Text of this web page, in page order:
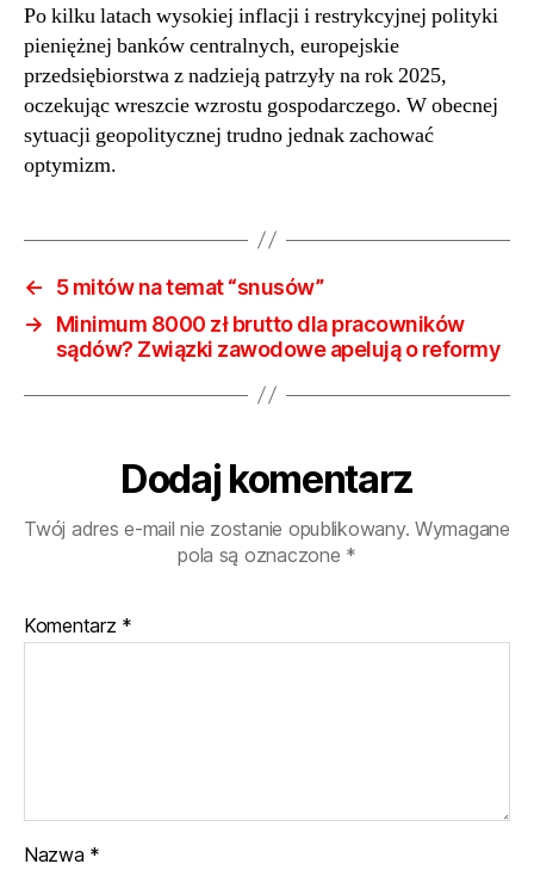
Po kilku latach wysokiej inflacji i restrykcyjnej polityki
pieniężnej banków centralnych, europejskie
przedsiębiorstwa z nadzieją patrzyły na rok 2025,
oczekując wreszcie wzrostu gospodarczego. W obecnej
sytuacji geopolitycznej trudno jednak zachować
optymizm.
←
5 mitów na temat “snusów”
→
Minimum 8000 zł brutto dla pracowników
sądów? Związki zawodowe apelują o reformy
Dodaj komentarz
Twój adres e-mail nie zostanie opublikowany. Wymagane
pola są oznaczone *
Komentarz *
Nazwa *